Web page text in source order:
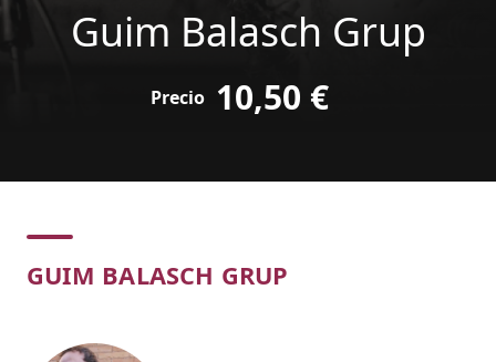
Guim Balasch Grup
Precio 10,50 €
Concert
GUIM BALASCH GRUP